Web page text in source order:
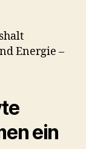
Energie –
ein